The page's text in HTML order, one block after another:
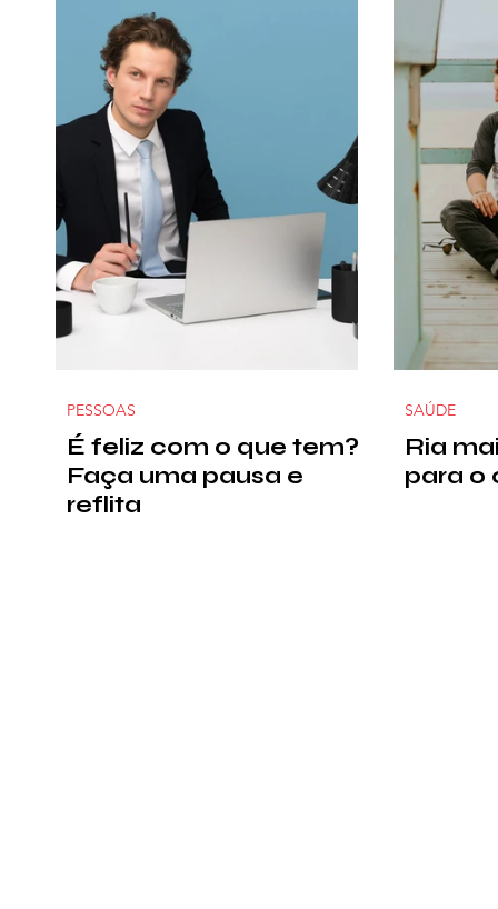
É feliz com o que tem?
Faça uma pausa e
reflita
PESSOAS
Ria
para o
SAÚDE